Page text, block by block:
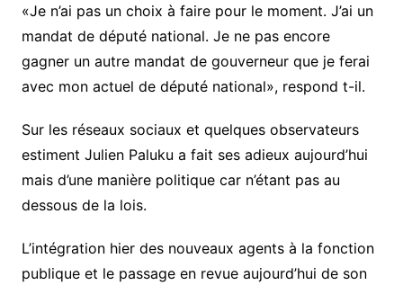
«Je n’ai pas un choix à faire pour le moment. J’ai un
mandat de député national. Je ne pas encore
gagner un autre mandat de gouverneur que je ferai
avec mon actuel de député national», respond t-il.
Sur les réseaux sociaux et quelques observateurs
estiment Julien Paluku a fait ses adieux aujourd’hui
mais d’une manière politique car n’étant pas au
dessous de la lois.
L’intégration hier des nouveaux agents à la fonction
publique et le passage en revue aujourd’hui de son